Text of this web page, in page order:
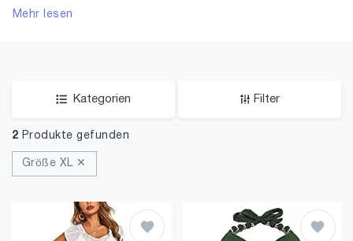
Größe XL und alle Trends aus 2026 für Frauen!
Mehr lesen
Kategorien Filter
2 Produkte gefunden
Größe XL ✕